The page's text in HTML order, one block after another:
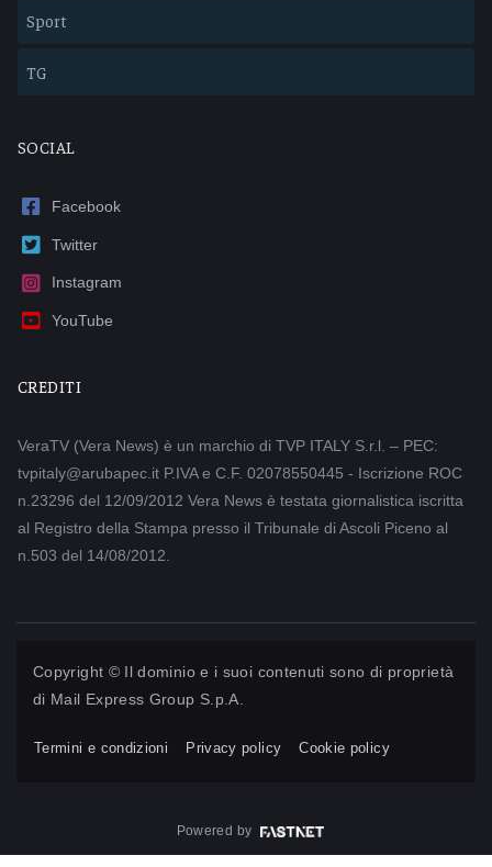
Sport
TG
SOCIAL
Facebook
Twitter
Instagram
YouTube
CREDITI
VeraTV (Vera News) è un marchio di TVP ITALY S.r.l. – PEC:
tvpitaly@arubapec.it P.IVA e C.F. 02078550445 - Iscrizione ROC
n.23296 del 12/09/2012 Vera News è testata giornalistica iscritta
al Registro della Stampa presso il Tribunale di Ascoli Piceno al
n.503 del 14/08/2012.
Copyright © Il dominio e i suoi contenuti sono di proprietà
di Mail Express Group S.p.A.
Termini e condizioni Privacy policy Cookie policy
Powered by